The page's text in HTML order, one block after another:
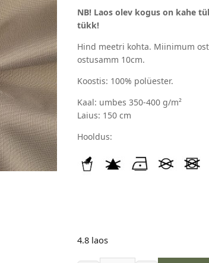
NB! Laos olev kogus on kahe
tükk!
Hind meetri kohta. Miinimum
ostusamm 10cm.
Koostis: 100% polüester.
Kaal: umbes 350-400 g/m²
Laius: 150 cm
Hooldus:
4.8 laos